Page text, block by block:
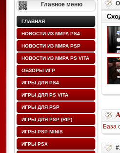
Главное меню
ГЛАВНАЯ
НОВОСТИ ИЗ МИРА PS4
НОВОСТИ ИЗ МИРА PSP
НОВОСТИ ИЗ МИРА PS VITA
ОБЗОРЫ ИГР
ИГРЫ ДЛЯ PS4
ИГРЫ ДЛЯ PS VITA
ИГРЫ ДЛЯ PSP
ИГРЫ ДЛЯ PSP (RIP)
ИГРЫ PSP MINIS
ИГРЫ PSX
База